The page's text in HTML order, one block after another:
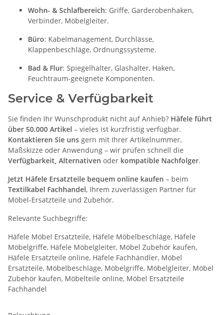
Wohn- & Schlafbereich: Griffe, Garderobenhaken,
Verbinder, Möbelgleiter.
Büro: Kabelmanagement, Durchlässe,
Klappenbeschläge, Ordnungssysteme.
Bad & Flur: Spiegelhalter, Glashalter, Haken,
Feuchtraum-geeignete Komponenten.
Service & Verfügbarkeit
Sie finden Ihr Wunschprodukt nicht auf Anhieb? Häfele führt
über 50.000 Artikel – vieles ist kurzfristig verfügbar.
Kontaktieren Sie uns gern mit Ihrer Artikelnummer,
Maßskizze oder Anwendung – wir prüfen schnell die
Verfügbarkeit, Alternativen oder kompatible Nachfolger.
Jetzt Häfele Ersatzteile bequem online kaufen – beim
Textilkabel Fachhandel, Ihrem zuverlässigen Partner für
Möbel-Ersatzteile und Zubehör.
Relevante Suchbegriffe:
Häfele Möbel Ersatzteile, Häfele Möbelbeschläge, Häfele
Möbelgriffe, Häfele Möbelgleiter, Möbel Zubehör kaufen,
Häfele Ersatzteile online, Häfele Fachhändler, Möbel
Ersatzteile, Möbelbeschläge, Möbelgriffe, Möbelgleiter, Möbel
Zubehör kaufen, Möbelteile online, Möbel Ersatzteile
Fachhandel